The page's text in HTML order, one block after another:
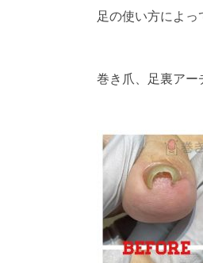
足の使い方によ
巻き爪、足裏アー